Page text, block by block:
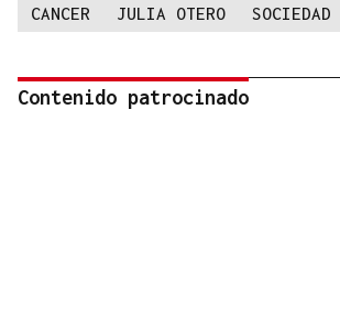
CANCER JULIA OTERO SOCIEDAD
Contenido patrocinado